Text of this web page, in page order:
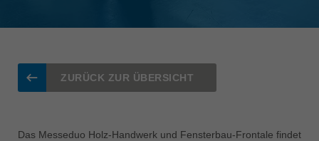
Suomi
Taiwan
türkçe
ZURÜCK ZUR ÜBERSICHT
Das Messeduo Holz-Handwerk und Fensterbau-Frontale findet